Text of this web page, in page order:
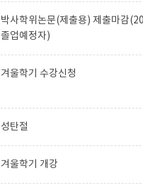
박사학위논문(제출용) 제출마감
졸업예정자)
겨울학기 수강신청
성탄절
겨울학기 개강